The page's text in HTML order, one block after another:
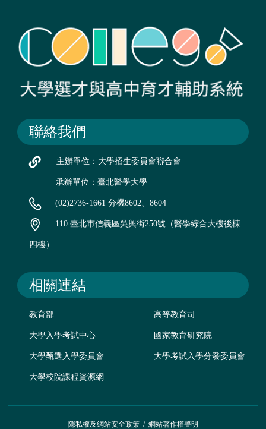
聯絡我們
主辦單位：大學招生委員會聯合會
承辦單位：臺北醫學大學
(02)2736-1661 分機8602、8604
110 臺北市信義區吳興街250號（醫學綜合大樓後棟
四樓）
相關連結
教育部 高等教育司
大學入學考試中心 國家教育研究院
大學甄選入學委員會 大學考試入學分發委員會
大學校院課程資源網
隱私權及網站安全政策/ 網站著作權聲明